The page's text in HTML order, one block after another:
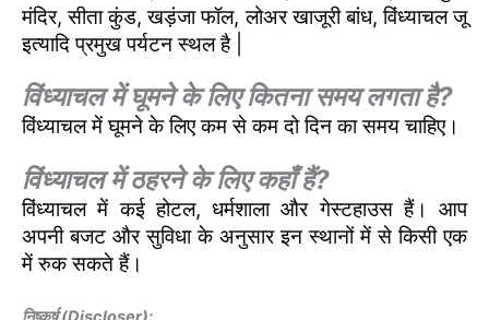
मंदिर, सीता कुंड, खड़ंजा फॉल, लोअर खाजूरी बांध, विंध्याचल जू
इत्यादि प्रमुख पर्यटन स्थल है |
विंध्याचल में घूमने के लिए कितना समय लगता है?
विंध्याचल में घूमने के लिए कम से कम दो दिन का समय चाहिए।
विंध्याचल में ठहरने के लिए कहाँ हैं?
विंध्याचल में कई होटल, धर्मशाला और गेस्टहाउस हैं। आप
अपनी बजट और सुविधा के अनुसार इन स्थानों में से किसी एक
में रुक सकते हैं।